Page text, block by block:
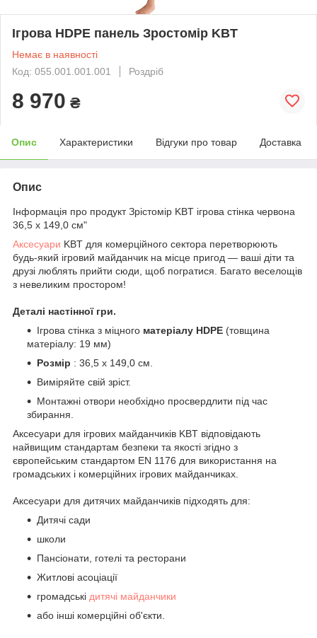
Ігрова HDPE панель Зростомір KBT
Немає в наявності
Код: 055.001.001.001
Роздріб
8 970 ₴
Опис Характеристики Відгуки про товар Доставка
Опис
Інформація про продукт Зрістомір KBT ігрова стінка червона
36,5 x 149,0 см"
Аксесуари KBT для комерційного сектора перетворюють
будь-який ігровий майданчик на місце пригод — ваші діти та
друзі люблять прийти сюди, щоб погратися. Багато веселощів
з невеликим простором!
Деталі настінної гри.
Ігрова стінка з міцного матеріалу HDPE (товщина
матеріалу: 19 мм)
Розмір : 36,5 x 149,0 см.
Виміряйте свій зріст.
Монтажні отвори необхідно просвердлити під час
збирання.
Аксесуари для ігрових майданчиків KBT відповідають
найвищим стандартам безпеки та якості згідно з
європейським стандартом EN 1176 для використання на
громадських і комерційних ігрових майданчиках.
Аксесуари для дитячих майданчиків підходять для:
Дитячі сади
школи
Пансіонати, готелі та ресторани
Житлові асоціації
громадські дитячі майданчики
або інші комерційні об'єкти.